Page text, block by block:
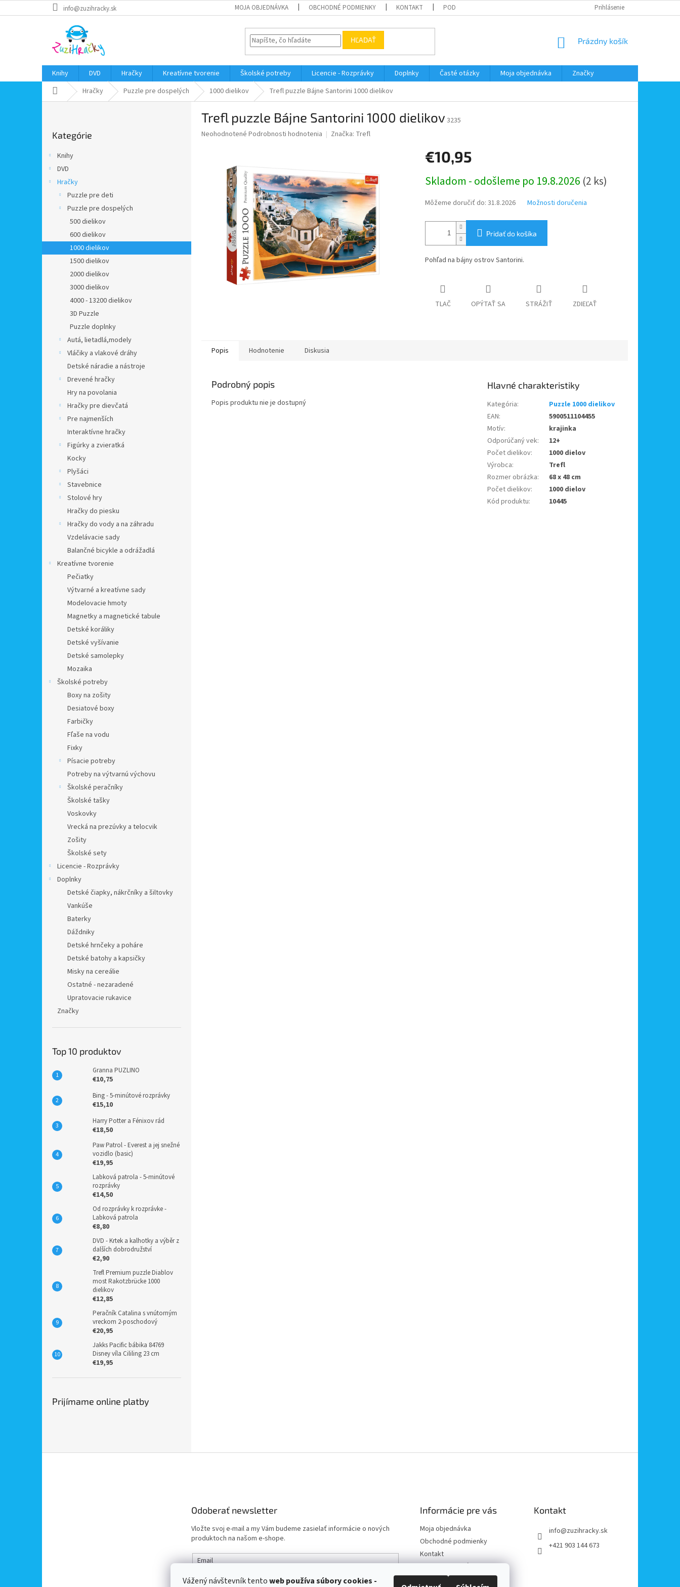
Vážený návštevník tentoweb používasúbory cookies -
na
info@zuzihracky.sk MOJA OBJEDNÁVKA OBCHODNÉ PODMIENKY KONTAKT PODMIENKY OOÚ ODSTÚPENIE OD ZMLUVY
Prihlásenie
HĽADAŤ
NÁKUPNÝ
Prázdny košík
Knihy DVD Hračky Kreatívne tvorenie Školské potreby Licencie - Rozprávky Doplnky Časté otázky Moja objednávka
Značky
DomovHračky Puzzle pre dospelých 1000 dielikov Trefl puzzle Bájne Santorini 1000 dielikov
kategórie
Kategórie
Knihy
DVD
Hračky
Puzzle pre deti
Puzzle pre dospelých
500 dielikov
600 dielikov
1000 dielikov
1500 dielikov
2000 dielikov
3000 dielikov
4000 - 13200 dielikov
3D Puzzle
Puzzle doplnky
Autá, lietadlá,modely
Vláčiky a vlakové dráhy
Detské náradie a nástroje
Drevené hračky
Hry na povolania
Hračky pre dievčatá
Pre najmenších
Interaktívne hračky
Figúrky a zvieratká
Kocky
Plyšáci
Stavebnice
Stolové hry
Hračky do piesku
Hračky do vody a na záhradu
Vzdelávacie sady
Balančné bicykle a odrážadlá
Kreatívne tvorenie
Pečiatky
Výtvarné a kreatívne sady
Modelovacie hmoty
Magnetky a magnetické tabule
Detské koráliky
Detské vyšívanie
Detské samolepky
Mozaika
Školské potreby
Boxy na zošity
Desiatové boxy
Farbičky
Fľaše na vodu
Fixky
Písacie potreby
Potreby na výtvarnú výchovu
Školské peračníky
Školské tašky
Voskovky
Vrecká na prezúvky a telocvik
Zošity
Školské sety
Licencie - Rozprávky
Doplnky
Detské čiapky, nákrčníky a šiltovky
Vankúše
Baterky
Dáždniky
Detské hrnčeky a poháre
Detské batohy a kapsičky
Misky na cereálie
Ostatné - nezaradené
Upratovacie rukavice
Značky
Top 10 produktov
Granna PUZLINO
€10,75
Bing - 5-minútové rozprávky
€15,10
Harry Potter a Fénixov rád
€18,50
Paw Patrol - Everest a jej snežné
vozidlo (basic)
€19,95
Labková patrola - 5-minútové
rozprávky
€14,50
Od rozprávky k rozprávke -
Labková patrola
€8,80
DVD - Krtek a kalhotky a výběr z
dalších dobrodružství
€2,90
Trefl Premium puzzle Diablov
most Rakotzbrücke 1000
dielikov
€12,85
Peračník Catalina s vnútorným
vreckom 2-poschodový
€20,95
Jakks Pacific bábika 84769
Disney víla Cililing 23 cm
€19,95
Prijímame online platby
Trefl puzzle Bájne Santorini 1000 dielikov 3235
Priemerné
hviezdičiek.
Neohodnotené Podrobnosti hodnotenia Značka: Trefl
€10,95
cena:
Skladom - odošleme po 19.8.2026 (2 ks)
Môžeme doručiť do: 31.8.2026 Možnosti doručenia
Pridať do košíka
Pohľad na bájny ostrov Santorini.
TLAČ OPÝTAŤ SA STRÁŽIŤ ZDIEĽAŤ
Popis Hodnotenie Diskusia
Podrobný popis
Popis produktu nie je dostupný Kategória:
Puzzle 1000 dielikov
EAN:
5900511104455
Motív:
krajinka
Odporúčaný vek:
12+
Počet dielikov:
1000 dielov
Výrobca:
Trefl
Rozmer obrázka:
68 x 48 cm
Počet dielikov:
1000 dielov
Kód produktu: 10445
Odoberať newsletter
Vložte svoj e-mail a my Vám budeme zasielať informácie o nových
produktoch na našom e-shope.
Email
Vložením e-mailu súhlasíte spodmienkami ochrany osobných
Informácie pre vás
Moja objednávka
Obchodné podmienky
Kontakt
Doprava a platba
Kontakt
info@zuzihracky.sk
+421 903 144 673